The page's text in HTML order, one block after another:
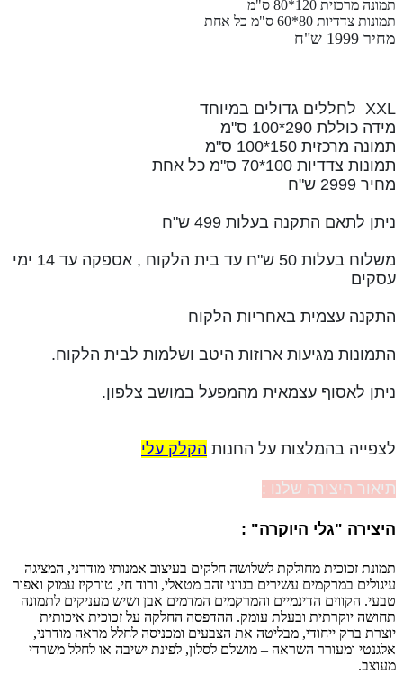
תמונה מרכזית 120*80 ס"מ
תמונות צדדיות 80*60 ס"מ כל אחת
מחיר 1999 ש"ח
XXL לחללים גדולים במיוחד
מידה כוללת 290*100 ס"מ
תמונה מרכזית 150*100 ס"מ
תמונות צדדיות 100*70 ס"מ כל אחת
מחיר 2999 ש"ח
ניתן לתאם התקנה בעלות 499 ש"ח
משלוח בעלות 50 ש"ח עד בית הלקוח , אספקה עד 14 ימי
עסקים
התקנה עצמית באחריות הלקוח
התמונות מגיעות ארוזות היטב ושלמות לבית הלקוח.
ניתן לאסוף עצמאית מהמפעל במושב צלפון.
לצפייה בהמלצות על החנות הקלק עלי
תיאור היצירה שלנו :
היצירה "גלי היוקרה" :
תמונת זכוכית מחולקת לשלושה חלקים בעיצוב אמנותי מודרני, המציגה
עיגולים במרקמים עשירים בגווני זהב מטאלי, ורוד חי, טורקיז עמוק ואפור
טבעי. הקווים הדינמיים והמרקמים המדמים אבן ושיש מעניקים לתמונה
תחושה יוקרתית ובעלת עומק. ההדפסה החלקה על זכוכית איכותית
יוצרת ברק ייחודי, מבליטה את הצבעים ומכניסה לחלל מראה מודרני,
אלגנטי ומעורר השראה – מושלם לסלון, לפינת ישיבה או לחלל משרדי
מעוצב.